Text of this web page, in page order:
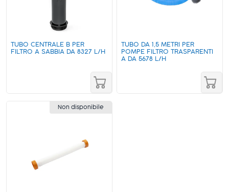
TUBO CENTRALE B PER
FILTRO A SABBIA DA 8327 L/H
TUBO DA 1,5 METRI PER
POMPE FILTRO TRASPARENTI
A DA 5678 L/H
Non disponibile